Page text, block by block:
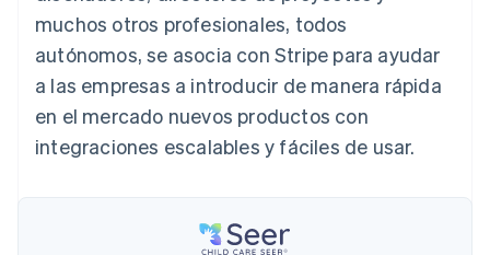
Sesiones de Stripe 2026
Descubre cómo Stripe construye la infraestructura
Mirar ahora
Ecosistema
Socios
Stripe App Marketplace
muchos otros profesionales, todos
autónomos, se asocia con Stripe para ayudar
a las empresas a introducir de manera rápida
en el mercado nuevos productos con
integraciones escalables y fáciles de usar.